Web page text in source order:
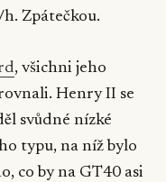
Zpátečkou.
, všichni jeho
Henry II se
svůdné nízké
typu, na níž bylo
co by na GT40 asi